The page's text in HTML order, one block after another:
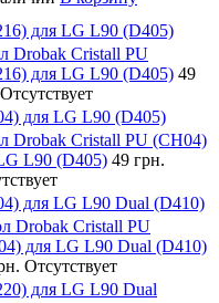
для LG L90 (D405)
Drobak Cristall PU
для LG L90 (D405) 49
Отсутствует
для LG L90 (D405)
Drobak Cristall PU (CH04)
L90 (D405) 49 грн.
для LG L90 Dual (D410)
Drobak Cristall PU
для LG L90 Dual (D410)
Отсутствует
для LG L90 Dual